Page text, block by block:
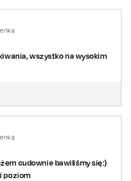
wszystko na wysokim
cudownie bawiliśmy się:)
poziom